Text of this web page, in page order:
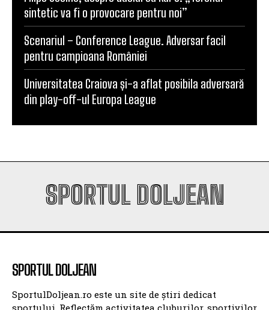
Filipe Coelho, despre duelul cu KuPS: „Terenul
sintetic va fi o provocare pentru noi”
Scenariul – Conference League. Adversar facil
pentru campioana României
Universitatea Craiova și-a aflat posibila adversară
din play-off-ul Europa League
SPORTUL DOLJEAN